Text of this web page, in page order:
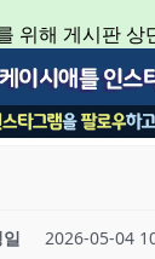
위해 게시판
2026-05-04